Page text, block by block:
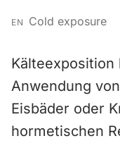
EN Cold exposure
Anwendung
Eisbäder oder
hormetischen